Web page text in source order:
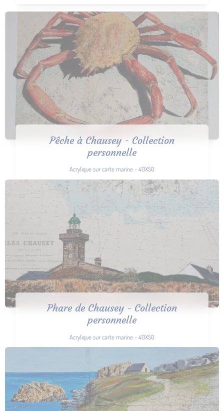
Pêche à Chausey - Collection
personnelle
Acrylique sur carte marine - 40X50
Phare de Chausey - Collection
personnelle
Acrylique sur carte marine - 40X50